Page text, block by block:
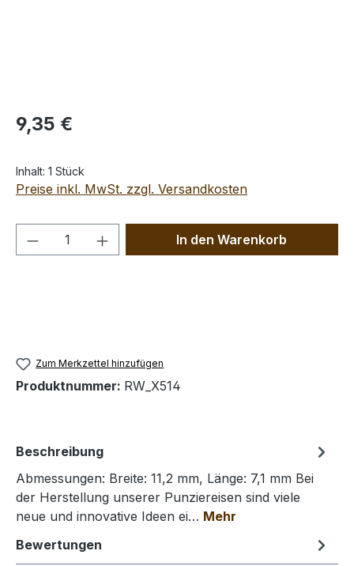
Regulärer Preis:
9,35 €
Inhalt: 1 Stück
Preise inkl. MwSt. zzgl. Versandkosten
Produkt Anzahl: Gib denIn den Warenkorb
Zum Merkzettel hinzufügen
Produktnummer: RW_X514
Beschreibung
Abmessungen: Breite: 11,2 mm, Länge: 7,1 mm Bei
der Herstellung unserer Punziereisen sind viele
neue und innovative Ideen ei… Mehr
Bewertungen